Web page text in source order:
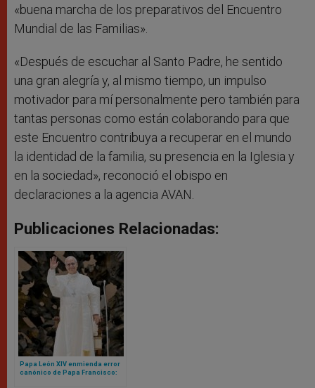
«buena marcha de los preparativos del Encuentro
Mundial de las Familias».
«Después de escuchar al Santo Padre, he sentido
una gran alegría y, al mismo tiempo, un impulso
motivador para mí personalmente pero también para
tantas personas como están colaborando para que
este Encuentro contribuya a recuperar en el mundo
la identidad de la familia, su presencia en la Iglesia y
en la sociedad», reconoció el obispo en
declaraciones a la agencia AVAN.
Publicaciones Relacionadas:
Papa León XIV enmienda error
canónico de Papa Francisco: